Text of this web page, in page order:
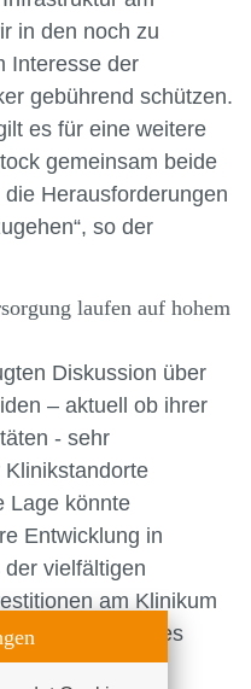
in den noch zu
Interesse der
gebührend schützen.
es für eine weitere
gemeinsam beide
Herausforderungen
so der
laufen auf hohem
Diskussion über
– aktuell ob ihrer
- sehr
Lage könnte
Entwicklung in
der vielfältigen
am Klinikum
des
der Stadt wird